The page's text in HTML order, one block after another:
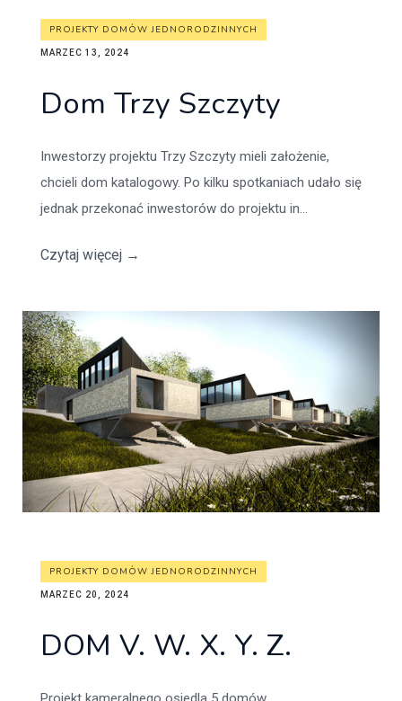
PROJEKTY DOMÓW JEDNORODZINNYCH
MARZEC 13, 2024
Dom Trzy Szczyty
Inwestorzy projektu Trzy Szczyty mieli założenie,
chcieli dom katalogowy. Po kilku spotkaniach udało się
jednak przekonać inwestorów do projektu in...
Czytaj więcej →
PROJEKTY DOMÓW JEDNORODZINNYCH
MARZEC 20, 2024
DOM V. W. X. Y. Z.